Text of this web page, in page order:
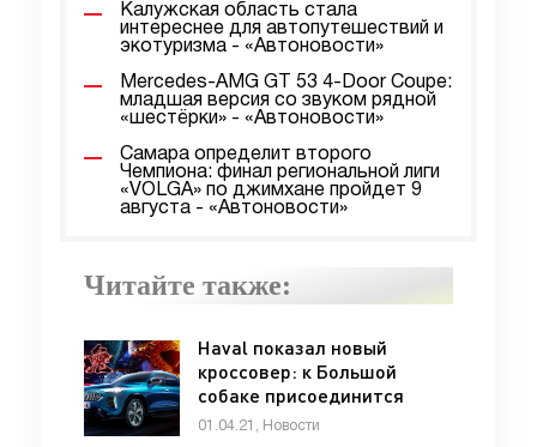
Калужская область стала
интереснее для автопутешествий и
экотуризма - «Автоновости»
Mercedes-AMG GT 53 4-Door Coupe:
младшая версия со звуком рядной
«шестёрки» - «Автоновости»
Самара определит второго
Чемпиона: финал региональной лиги
«VOLGA» по джимхане пройдет 9
августа - «Автоновости»
Читайте также:
Haval показал новый
кроссовер: к Большой
собаке присоединится
Красный кролик - «Lada»
01.04.21, Новости